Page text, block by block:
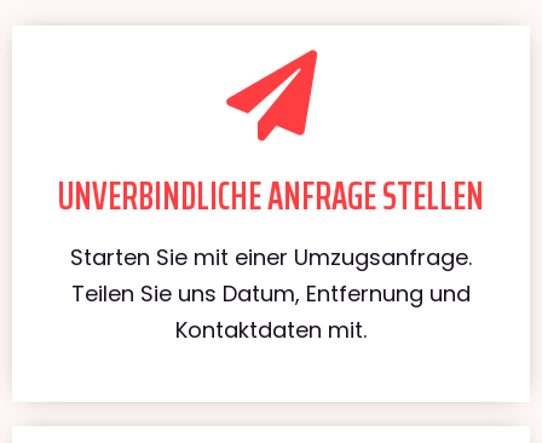
UNVERBINDLICHE ANFRAGE STELLEN
Starten Sie mit einer Umzugsanfrage.
Teilen Sie uns Datum, Entfernung und
Kontaktdaten mit.